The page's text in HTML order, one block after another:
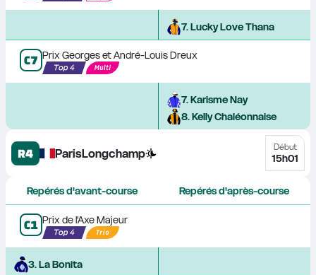
7. Lucky Love Thana
C7 Prix Georges et André-Louis Dreux
7. Karisme Nay
8. Kelly Chaléonnaise
R4 ParisLongchamp Début
15h01
Repérés d'avant-course Repérés d'après-course
C1 Prix de l'Axe Majeur
3. La Bonita